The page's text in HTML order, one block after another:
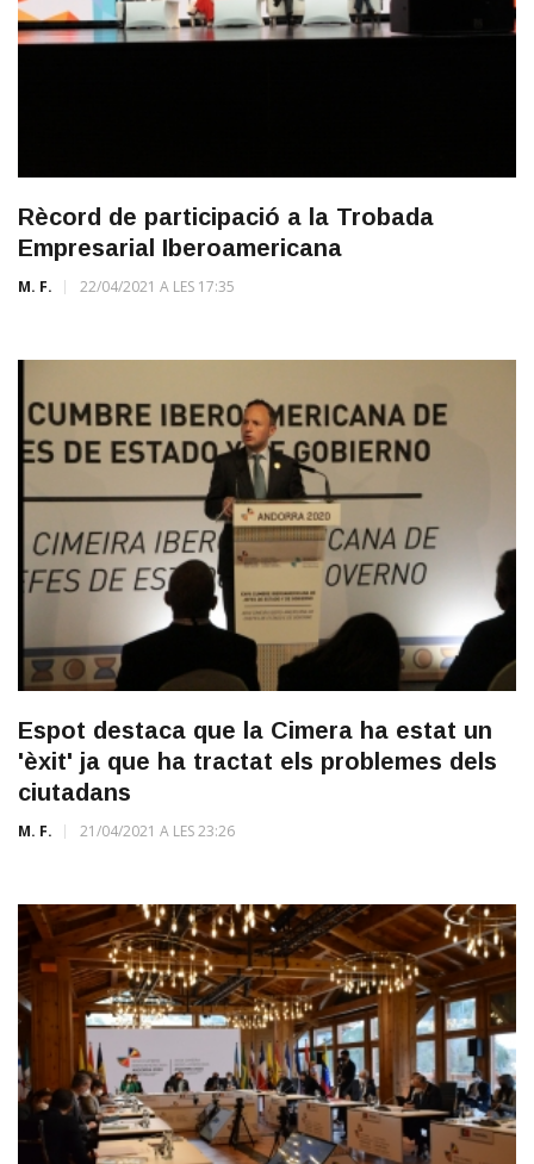
Rècord de participació a la Trobada
Empresarial Iberoamericana
M. F. 22/04/2021 A LES 17:35
Espot destaca que la Cimera ha estat un
'èxit' ja que ha tractat els problemes dels
ciutadans
M. F. 21/04/2021 A LES 23:26